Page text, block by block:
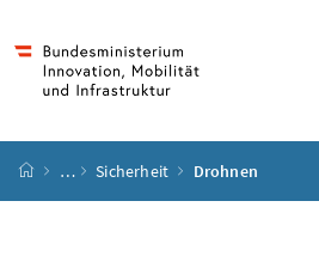
Startseite
… Sicherheit Drohnen